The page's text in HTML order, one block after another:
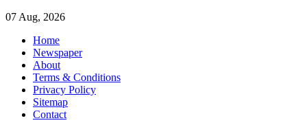
07 Aug, 2026
Home
Newspaper
About
Terms & Conditions
Privacy Policy
Sitemap
Contact